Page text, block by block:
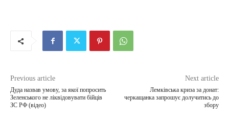
Previous article
Дуда назвав умову, за якої попросить
Зеленського не ліквідовувати бійців
ЗС РФ (відео)
Next article
Лемківська криза за донат:
черкащанка запрошує долучитись до
збору